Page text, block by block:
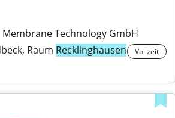
Membrane Technology GmbH
Raum Recklinghausen Vollzeit